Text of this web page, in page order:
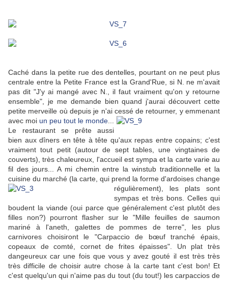
Caché dans la petite rue des dentelles, pourtant on ne peut plus
centrale entre la Petite France est la Grand'Rue, si N. ne m'avait
pas dit "J'y ai mangé avec N., il faut vraiment qu'on y retourne
ensemble", je me demande bien quand j'aurai découvert cette
petite merveille où depuis je n'ai cessé de retourner, y emmenant
avec moi un peu tout le monde
Le restaurant se prête aussi
bien aux dîners en tête à tête qu'aux repas entre copains; c'est
vraiment tout petit (autour de sept tables, une vingtaines de
couverts), très chaleureux, l'accueil est sympa et la carte varie au
fil des jours... A mi chemin entre la winstub traditionnelle et la
cuisine du marché (la carte, qui prend la forme d'ardoises change
régulièrement), les plats sont
sympas et très bons. Celles qui
boudent la viande (oui parce que généralement c'est plutôt des
filles non?) pourront flasher sur le "Mille feuilles de saumon
mariné à l'aneth, galettes de pommes de terre", les plus
carnivores choisiront le "Carpaccio de bœuf tranché épais,
copeaux de comté, cornet de frites épaisses". Un plat très
dangeureux car une fois que vous y avez gouté il est très très
très difficile de choisir autre chose à la carte tant c'est bon! Et
c'est quelqu'un qui n'aime pas du tout (du tout!) les carpaccios de